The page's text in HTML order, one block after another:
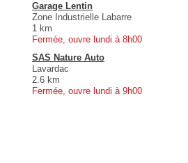
Garage Lentin
Zone Industrielle Labarre
1 km
Fermée, ouvre lundi à 8h00
SAS Nature Auto
Lavardac
2.6 km
Fermée, ouvre lundi à 9h00